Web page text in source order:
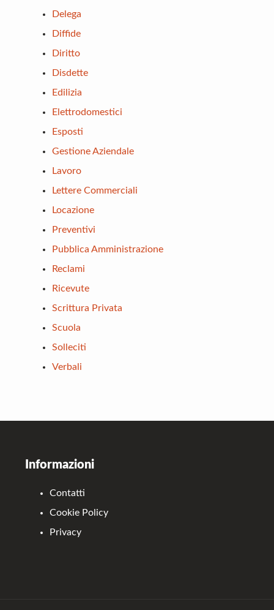
Delega
Diffide
Diritto
Disdette
Edilizia
Elettrodomestici
Esposti
Gestione Aziendale
Lavoro
Lettere Commerciali
Locazione
Preventivi
Pubblica Amministrazione
Reclami
Ricevute
Scrittura Privata
Scuola
Solleciti
Verbali
Informazioni
Contatti
Cookie Policy
Privacy